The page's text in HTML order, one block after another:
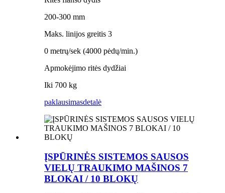
200-300 mm
Maks. linijos greitis 3
0 metrų/sek (4000 pėdų/min.)
Apmokėjimo ritės dydžiai
Iki 700 kg
paklausimasdetalė
ĮSPŪRINĖS SISTEMOS SAUSOS
VIELŲ TRAUKIMO MAŠINOS 7
BLOKAI / 10 BLOKŲ